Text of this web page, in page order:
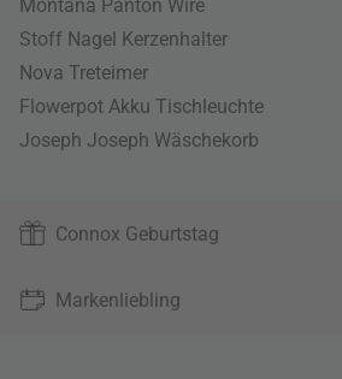
Montana Panton Wire
Stoff Nagel Kerzenhalter
Nova Treteimer
Flowerpot Akku Tischleuchte
Joseph Joseph Wäschekorb
Connox Geburtstag
Markenliebling